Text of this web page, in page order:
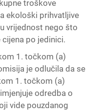
troškove
ekološki prihvatljive
vrijednost nego što
po jedinici.
1. točkom (a)
je odlučila da se
1. točkom (a)
odredba o
vide pouzdanog